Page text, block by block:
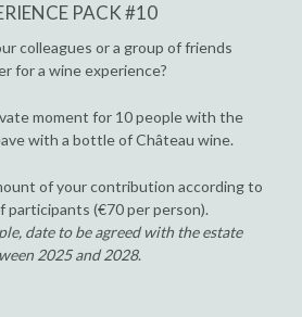
PACK #10
colleagues or a group of friends
for a wine experience?
moment for 10 people with the
with a bottle of Château wine.
of your contribution according to
participants (€70 per person).
date to be agreed with the estate
2025 and 2028.